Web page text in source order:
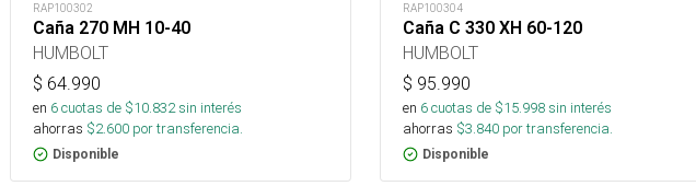
RAP100302
Caña 270 MH 10-40
HUMBOLT
$ 64.990
en 6cuotas de $10.832sin interés
ahorras $2.600 por transferencia.
Disponible
RAP100304
Caña C 330 XH 60-120
HUMBOLT
$ 95.990
en 6cuotas de $15.998sin interés
ahorras $3.840 por transferencia.
Disponible